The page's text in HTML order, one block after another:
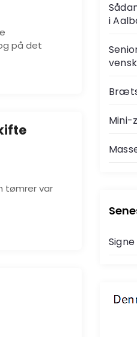
på det
tømrer var
i
Mini-
Signe